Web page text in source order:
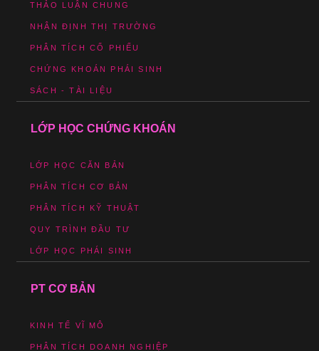
THẢO LUẬN CHUNG
NHẬN ĐỊNH THỊ TRƯỜNG
PHÂN TÍCH CỔ PHIẾU
CHỨNG KHOÁN PHÁI SINH
SÁCH - TÀI LIỆU
LỚP HỌC CHỨNG KHOÁN
LỚP HỌC CĂN BẢN
PHÂN TÍCH CƠ BẢN
PHÂN TÍCH KỸ THUẬT
QUY TRÌNH ĐẦU TƯ
LỚP HỌC PHÁI SINH
PT CƠ BẢN
KINH TẾ VĨ MÔ
PHÂN TÍCH DOANH NGHIỆP